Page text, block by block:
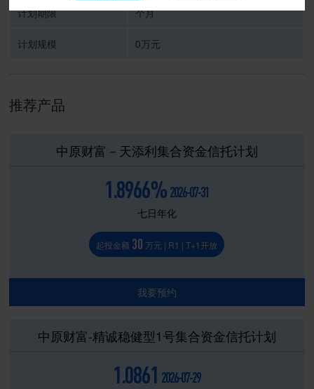
计划期限 个月
计划规模 0万元
推荐产品
中原财富－天添利集合资金信托计划
1.8966% 2026-07-31
七日年化
起投金额 30 万元 | R1 | T+1开放
我要预约
中原财富-精诚稳健型1号集合资金信托计划
1.0861 2026-07-29